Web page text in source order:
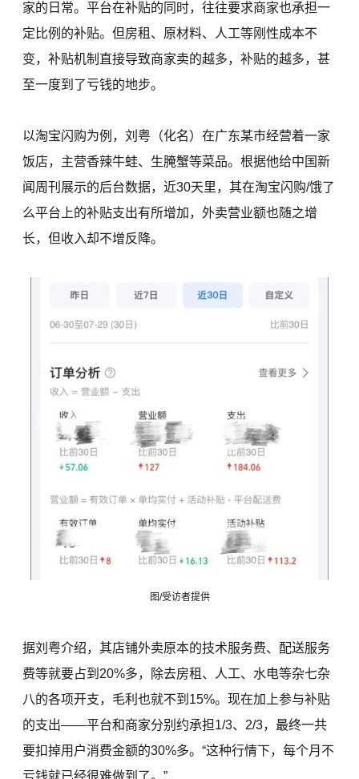
家的日常。平台在补贴的同时，往往要求商家也承担一
定比例的补贴。但房租、原材料、人工等刚性成本不
变，补贴机制直接导致商家卖的越多，补贴的越多，甚
至一度到了亏钱的地步。
以淘宝闪购为例，刘粤（化名）在广东某市经营着一家
饭店，主营香辣牛蛙、生腌蟹等菜品。根据他给中国新
闻周刊展示的后台数据，近30天里，其在淘宝闪购/饿了
么平台上的补贴支出有所增加，外卖营业额也随之增
长，但收入却不增反降。
图/受访者提供
据刘粤介绍，其店铺外卖原本的技术服务费、配送服务
费等就要占到20%多，除去房租、人工、水电等杂七杂
八的各项开支，毛利也就不到15%。现在加上参与补贴
的支出——平台和商家分别约承担1/3、2/3，最终一共
要扣掉用户消费金额的30%多。“这种行情下，每个月不